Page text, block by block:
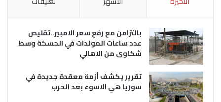
بالتزامن مع رفع سعر الامبير..تقليص
عدد ساعات المولدات في الحسكة وسط
شكاوى من الاهالي
تقرير يكشف أزمة معقدة جديدة في
سوريا هي الاسوء بعد الحرب